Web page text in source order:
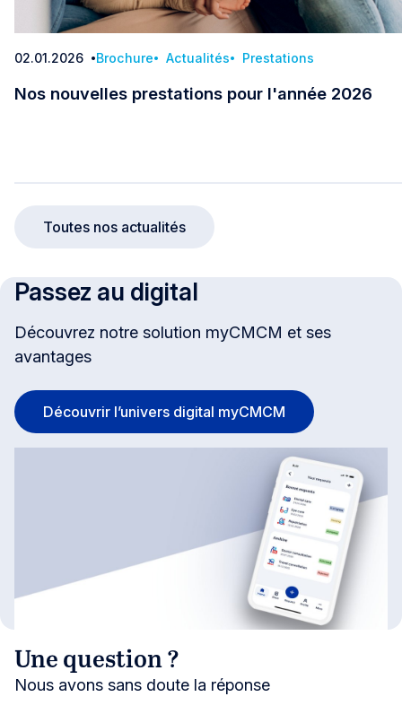
Date
02.01.2026 Brochure Actualités Prestations
Nos nouvelles prestations pour l'année 2026
Toutes nos actualités
Passez au digital
Découvrez notre solution myCMCM et ses
avantages
Découvrir l’univers digital myCMCM
Une question ?
Nous avons sans doute la réponse